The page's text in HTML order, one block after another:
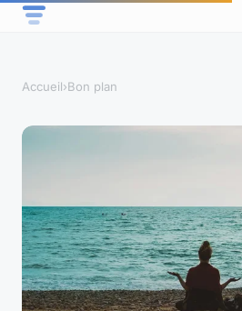
Accueil›Bon plan